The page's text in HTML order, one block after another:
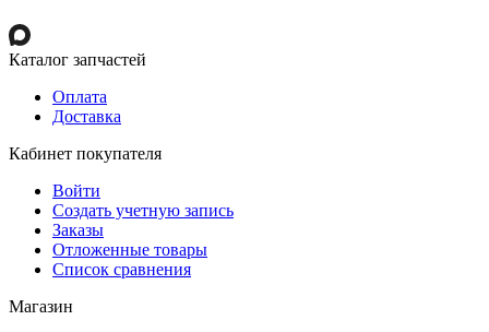
Каталог запчастей
Оплата
Доставка
Кабинет покупателя
Войти
Создать учетную запись
Заказы
Отложенные товары
Список сравнения
Магазин